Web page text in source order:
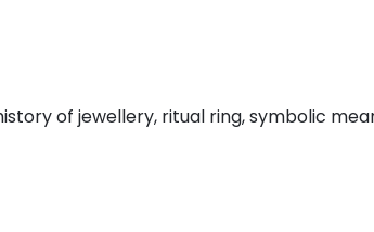
of jewellery, ritual ring, symbolic